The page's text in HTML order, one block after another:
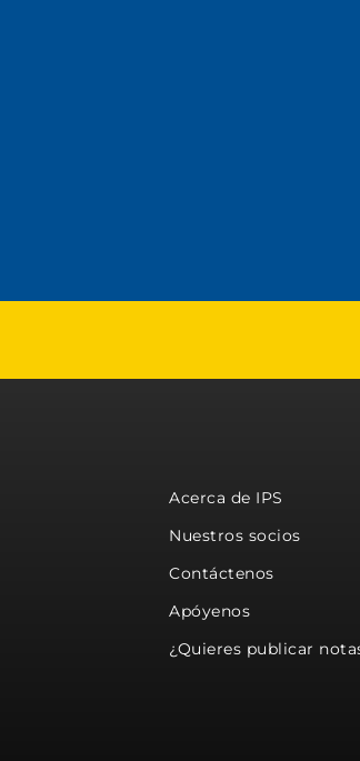
Acerca de IPS
Nuestros socios
Contáctenos
Apóyenos
¿Quieres publicar